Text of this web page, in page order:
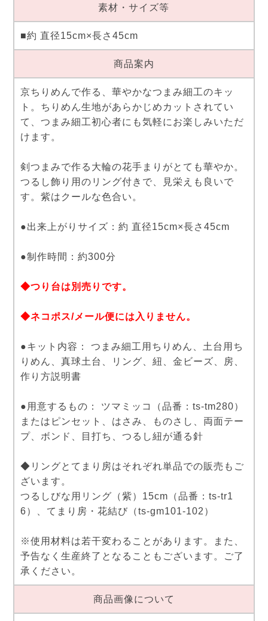
素材・サイズ等
■約 直径15cm×長さ45cm
商品案内
京ちりめんで作る、華やかなつまみ細工のキッ
ト。ちりめん生地があらかじめカットされてい
て、つまみ細工初心者にも気軽にお楽しみいただ
けます。
剣つまみで作る大輪の花手まりがとても華やか。
つるし飾り用のリング付きで、見栄えも良いで
す。紫はクールな色合い。
●出来上がりサイズ：約 直径15cm×長さ45cm
●制作時間：約300分
◆つり台は別売りです。
◆ネコポス/メール便には入りません。
●キット内容： つまみ細工用ちりめん、土台用ち
りめん、真球土台、リング、紐、金ビーズ、房、
作り方説明書
●用意するもの： ツマミッコ（品番：ts-tm280）
またはピンセット、はさみ、ものさし、両面テー
プ、ボンド、目打ち、つるし紐が通る針
◆リングとてまり房はそれぞれ単品での販売もご
ざいます。
つるしびな用リング（紫）15cm（品番：ts-tr1
6）、てまり房・花結び（ts-gm101-102）
※使用材料は若干変わることがあります。また、
予告なく生産終了となることもございます。ご了
承ください。
商品画像について